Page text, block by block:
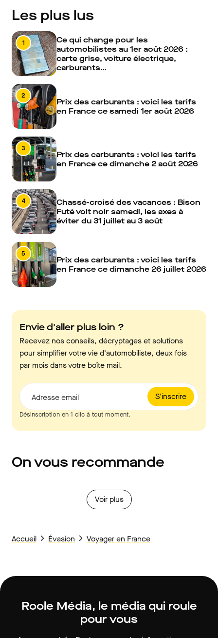
Les plus lus
1
Ce qui change pour les
automobilistes au 1er août 2026 :
carte grise, voiture électrique,
carburants…
2
Prix des carburants : voici les tarifs
en France ce samedi 1er août 2026
3
Prix des carburants : voici les tarifs
en France ce dimanche 2 août 2026
4
Chassé-croisé des vacances : Bison
Futé voit noir samedi, les axes à
éviter du 31 juillet au 3 août
5
Prix des carburants : voici les tarifs
en France ce dimanche 26 juillet 2026
Envie d'aller plus loin ?
Recevez nos conseils, décryptages et solutions
pour simplifier votre vie d'automobiliste, deux fois
par mois dans votre boîte mail.
S'inscrire
Adresse email
Désinscription en 1 clic à tout moment.
On vous recommande
Voir plus
Accueil Évasion Voyager en France
Roole Média, le média qui roule
pour vous